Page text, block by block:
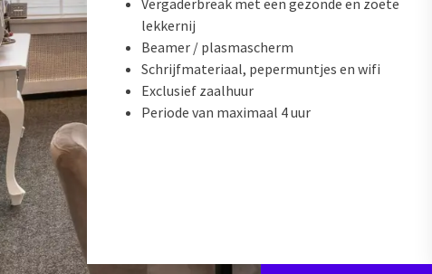
Vergaderbreak met een gezonde en zoete
lekkernij
Beamer / plasmascherm
Schrijfmateriaal, pepermuntjes en wifi
Exclusief zaalhuur
Periode van maximaal 4 uur